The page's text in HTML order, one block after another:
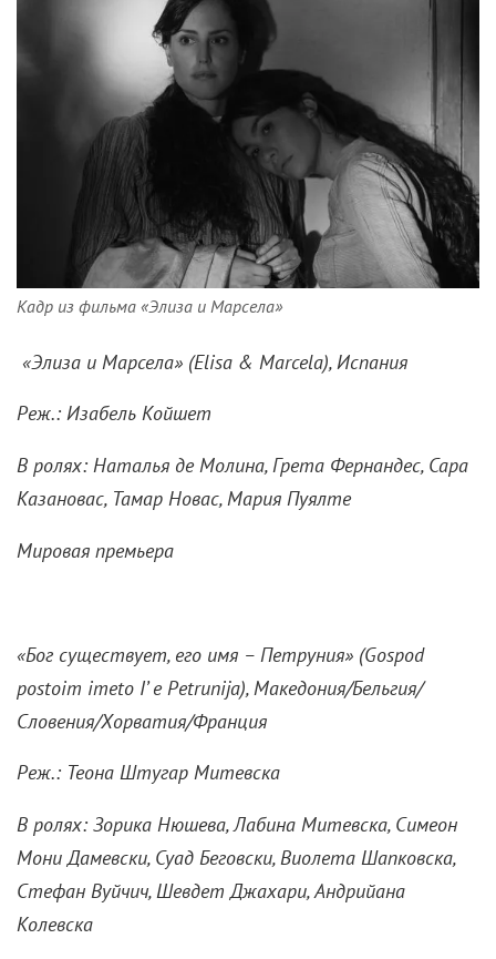
Кадр из фильма «Элиза и Марсела»
«Элиза и Марсела» (Elisa & Marcela), Испания
Реж.: Изабель Койшет
В ролях: Наталья де Молина, Грета Фернандес, Сара
Казановас, Тамар Новас, Мария Пуялте
Мировая премьера
«Бог существует, его имя – Петруния» (Gospod
postoim imeto I’ePetrunija), Македония/Бельгия/
Словения/Хорватия/Франция
Реж.: Теона Штугар Митевска
В ролях: Зорика Нюшева, Лабина Митевска, Симеон
Мони Дамевски, Суад Беговски, Виолета Шапковска,
Стефан Вуйчич, Шевдет Джахари, Андрийана
Колевска